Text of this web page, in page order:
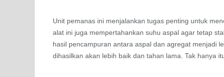
Unit pemanas ini menjalankan tugas penting untuk
alat ini juga mempertahankan suhu aspal agar tetap
hasil pencampuran antara aspal dan agregat menjadi
dihasilkan akan lebih baik dan tahan lama. Tak hanya